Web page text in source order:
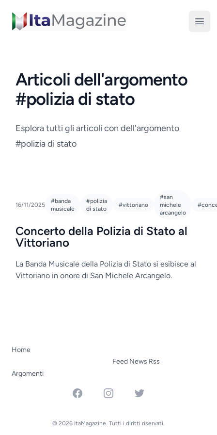
ItaMagazine
Articoli dell'argomento
#polizia di stato
Esplora tutti gli articoli con dell'argomento
#polizia di stato
16/11/2025
#banda
musicale
#polizia
di stato
#vittoriano
#san
michele
arcangelo
Concerto della Polizia di Stato al
Vittoriano
La Banda Musicale della Polizia di Stato si esibisce al
Vittoriano in onore di San Michele Arcangelo.
Home
Argomenti
Feed News Rss
FacebookInstagramTwitter
© 2026 ItaMagazine. Tutti i diritti riservati.